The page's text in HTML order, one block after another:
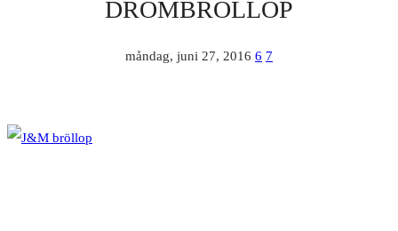
DRÖMBRÖLLOP
måndag, juni 27, 2016 6 7